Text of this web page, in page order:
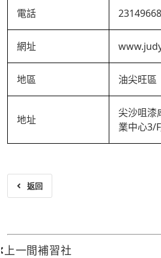
電話 23149668
網址
地區 油尖旺區
地址
尖沙咀漆
業中心3/
返回
上一間補習社